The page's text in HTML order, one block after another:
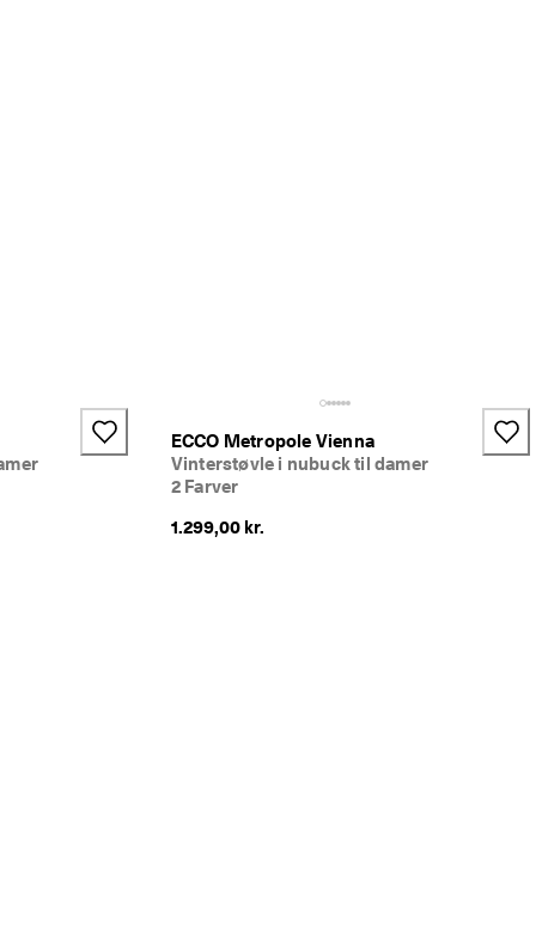
ECCO Metropole Vienna
Vinterstøvle i nubuck til damer
2 Farver
1.299,00 kr.